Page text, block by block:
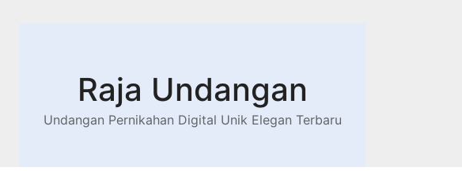
Raja Undangan
Undangan Pernikahan Digital Unik Elegan Terbaru